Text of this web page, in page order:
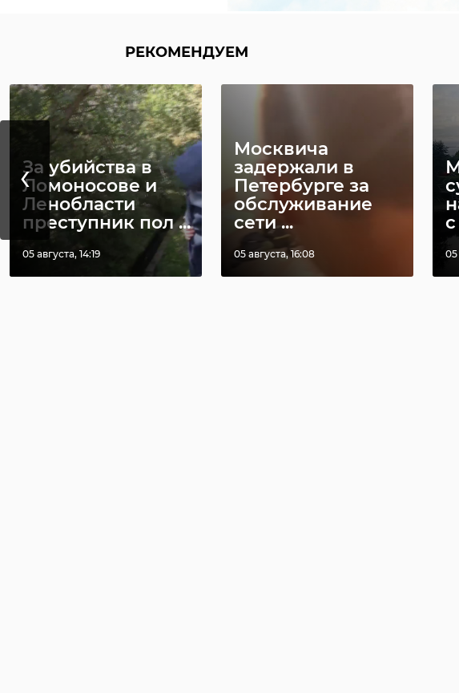
РЕКОМЕНДУЕМ
За убийства в
Ломоносове и
Ленобласти
преступник пол ...
05 августа, 14:19
Москвича
задержали в
Петербурге за
обслуживание
сети ...
05 августа, 16:08 05
‹